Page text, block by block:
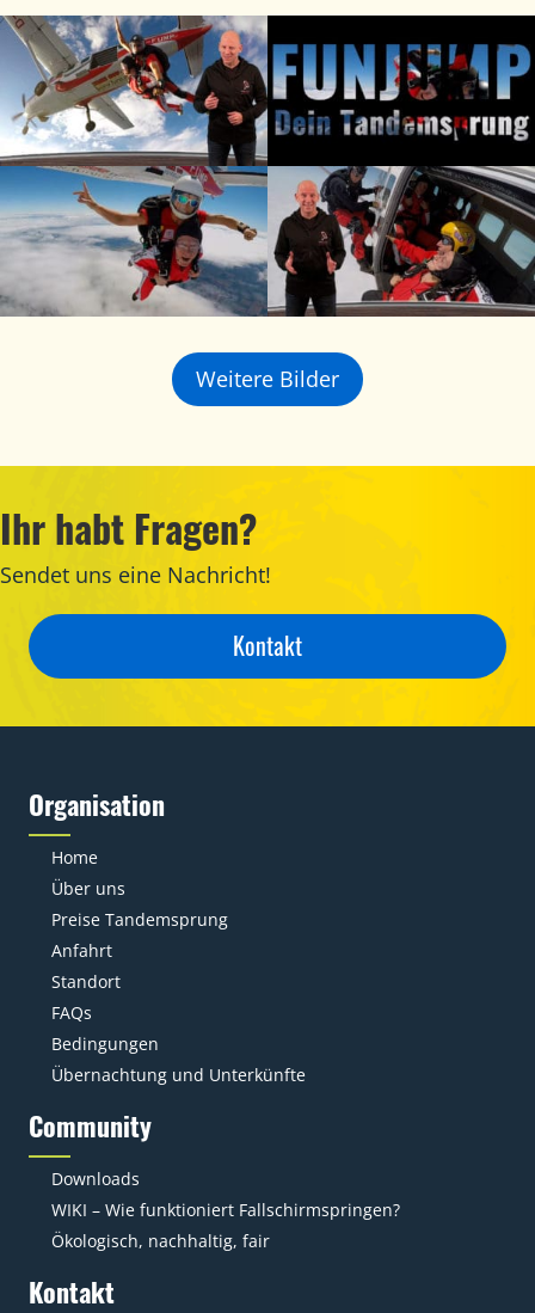
Weitere Bilder
Ihr habt Fragen?
Sendet uns eine Nachricht!
Kontakt
Organisation
Home
Über uns
Preise Tandemsprung
Anfahrt
Standort
FAQs
Bedingungen
Übernachtung und Unterkünfte
Community
Downloads
WIKI – Wie funktioniert Fallschirmspringen?
Ökologisch, nachhaltig, fair
Kontakt